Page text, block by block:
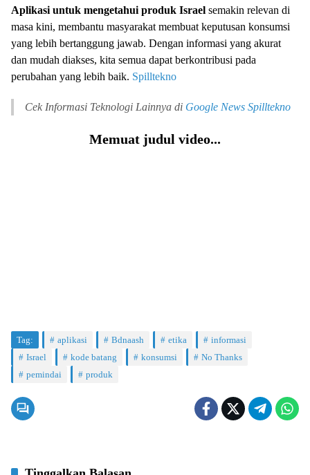
Aplikasi untuk mengetahui produk Israel semakin relevan di
masa kini, membantu masyarakat membuat keputusan konsumsi
yang lebih bertanggung jawab. Dengan informasi yang akurat
dan mudah diakses, kita semua dapat berkontribusi pada
perubahan yang lebih baik. Spilltekno
Cek Informasi Teknologi Lainnya di Google News Spilltekno
Memuat judul video...
Tag: aplikasi Bdnaash etika
informasi
Israel
kode batang konsumsi
No Thanks
pemindai
produk